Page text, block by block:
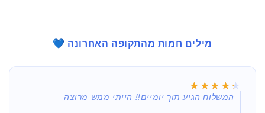
מילים חמות מהתקופה האחרונה 💙
★★★★★
★★★★★
המשלוח הגיע תוך יומיים!! הייתי ממש מרוצה